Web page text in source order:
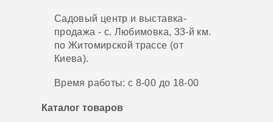
Садовый центр и выставка-
продажа - с. Любимовка, 33-й км.
по Житомирской трассе (от
Киева).
Время работы: с 8-00 до 18-00
Каталог товаров